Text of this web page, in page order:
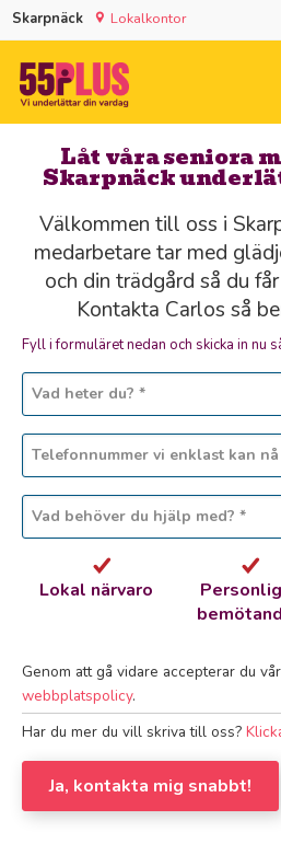
Skarpnäck Lokalkontor
Låt våra seniora
Skarpnäck
Välkommen till oss i
medarbetare tar med
och din trädgård så du
Kontakta Carlos så
Fyll i formuläret nedan och skicka in nu
Lokal närvaro
Genom att gå vidare accepterar du vår
webbplatspolicy.
Har du mer du vill skriva till oss?
Ja, kontakta mig snabbt!